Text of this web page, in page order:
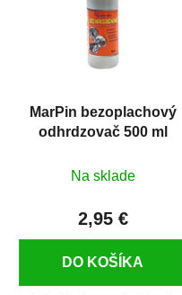
MarPin bezoplachový
odhrdzovač 500 ml
Na sklade
2,95 €
DO KOŠÍKA